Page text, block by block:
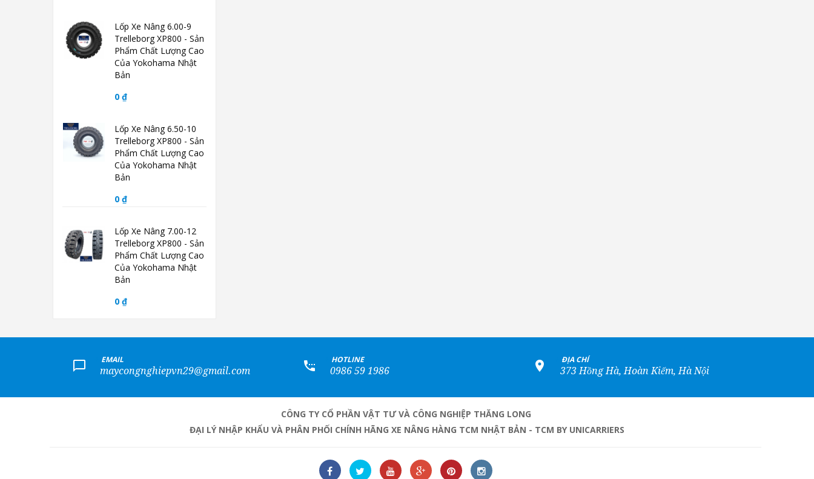
Lốp Xe Nâng 6.00-9
Trelleborg XP800 - Sản
Phẩm Chất Lượng Cao
Của Yokohama Nhật
Bản
0 ₫
Lốp Xe Nâng 6.50-10
Trelleborg XP800 - Sản
Phẩm Chất Lượng Cao
Của Yokohama Nhật
Bản
0 ₫
Lốp Xe Nâng 7.00-12
Trelleborg XP800 - Sản
Phẩm Chất Lượng Cao
Của Yokohama Nhật
Bản
0 ₫
EMAIL
maycongnghiepvn29@gmail.com
HOTLINE
0986 59 1986
ĐỊA CHỈ
373 Hồng Hà, Hoàn Kiếm, Hà Nội
CÔNG TY CỔ PHẦN VẬT TƯ VÀ CÔNG NGHIỆP THĂNG LONG
ĐẠI LÝ NHẬP KHẨU VÀ PHÂN PHỐI CHÍNH HÃNG XE NÂNG HÀNG TCM NHẬT BẢN - TCM BY UNICARRIERS